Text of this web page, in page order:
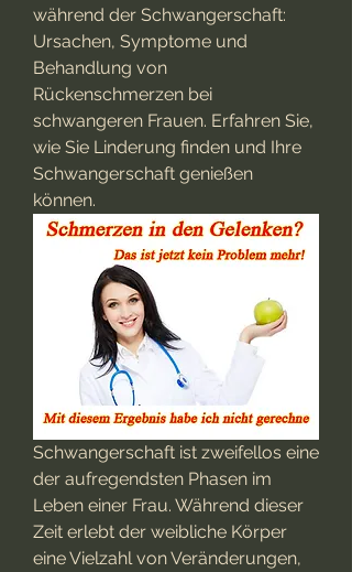
während der Schwangerschaft:
Ursachen, Symptome und
Behandlung von
Rückenschmerzen bei
schwangeren Frauen. Erfahren Sie,
wie Sie Linderung finden und Ihre
Schwangerschaft genießen
können.
Schwangerschaft ist zweifellos eine
der aufregendsten Phasen im
Leben einer Frau. Während dieser
Zeit erlebt der weibliche Körper
eine Vielzahl von Veränderungen,